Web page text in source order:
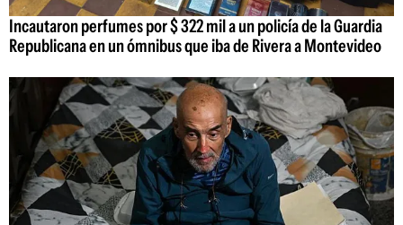
Incautaron perfumes por $ 322 mil a un policía de la Guardia
Republicana en un ómnibus que iba de Rivera a Montevideo